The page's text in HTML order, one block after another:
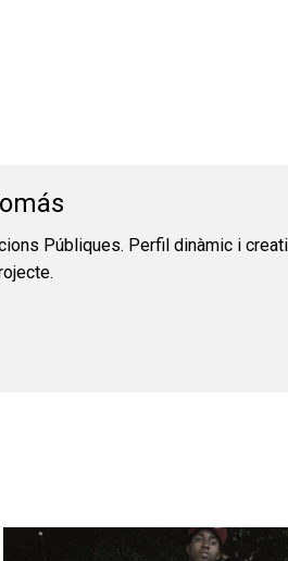
Públiques. Perfil dinàmic i